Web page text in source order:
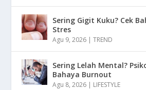
Sering Gigit Kuku? Cek
Stres
Agu 9, 2026 |TREND
Sering Lelah Mental?
Bahaya Burnout
Agu 8, 2026 | LIFESTYLE